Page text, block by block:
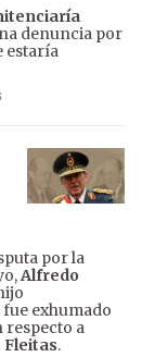
denuncia por
estaría
por la
Alfredo
exhumado
respecto a
Fleitas.